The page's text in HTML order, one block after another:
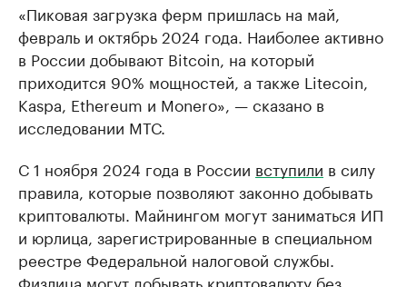
«Пиковая загрузка ферм пришлась на май,
февраль и октябрь 2024 года. Наиболее активно
в России добывают Bitcoin, на который
приходится 90% мощностей, а также Litecoin,
Kaspa, Ethereum и Monero», — сказано в
исследовании МТС.
С 1 ноября 2024 года в России вступили в силу
правила, которые позволяют законно добывать
криптовалюты. Майнингом могут заниматься ИП
и юрлица, зарегистрированные в специальном
реестре Федеральной налоговой службы.
Физлица могут добывать криптовалюту без